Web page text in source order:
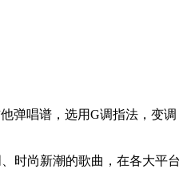
弹唱谱，选用G调指法，变调
时尚新潮的歌曲，在各大平台